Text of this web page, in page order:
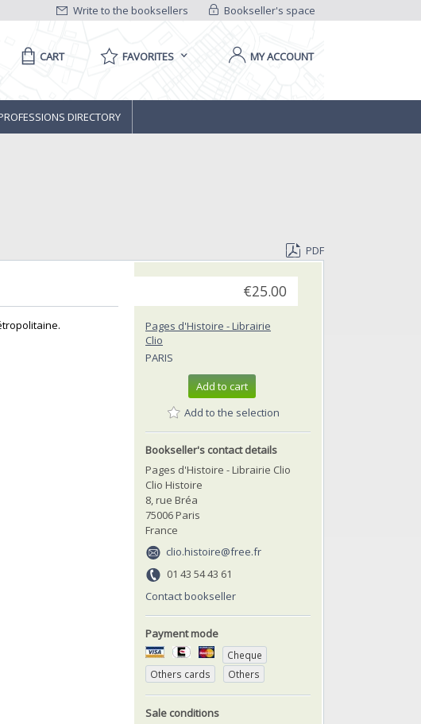
Bookseller's space
Write to the booksellers
CART FAVORITES MY ACCOUNT
DIRECTORY
PDF
€25.00
Pages d'Histoire - Librairie
Clio
PARIS
Add to cart
Add to the selection
Bookseller's contact details
Pages d'Histoire - Librairie Clio
Clio Histoire
8, rue Bréa
75006 Paris
France
clio.histoire@free.fr
01 43 54 43 61
Contact bookseller
Payment mode
Cheque
Others cards
Others
Sale conditions